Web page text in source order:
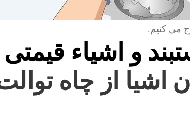
می کنیم.
و اشیاء
اشیا از چاه